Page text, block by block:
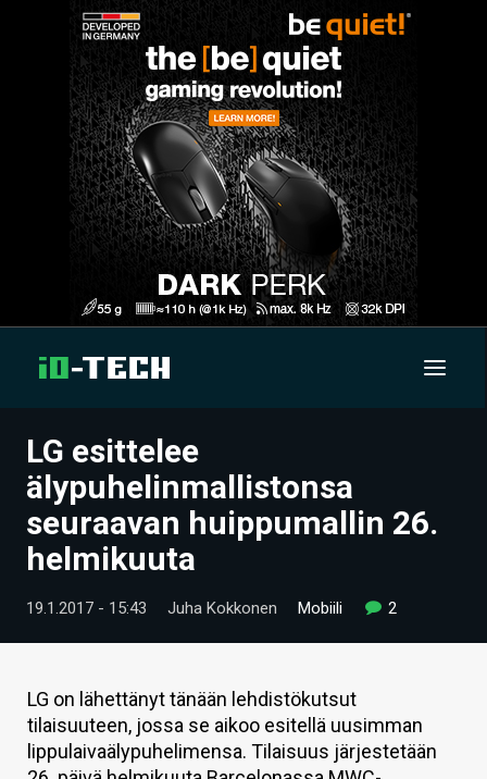
UUTISET
ARTIKKELIT
VIDEOT
TECHBBS
HINTA.FI
KAUPPA
LG esittelee
älypuhelinmallistonsa
seuraavan huippumallin 26.
helmikuuta
19.1.2017 - 15:43 Juha Kokkonen Mobiili 2
LG on lähettänyt tänään lehdistökutsut
tilaisuuteen, jossa se aikoo esitellä uusimman
lippulaivaälypuhelimensa. Tilaisuus järjestetään